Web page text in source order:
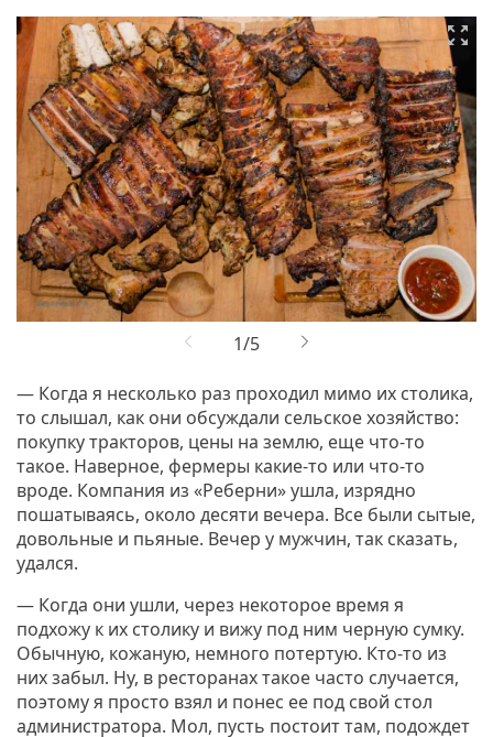

— Когда я несколько раз проходил мимо их столика,
то слышал, как они обсуждали сельское хозяйство:
покупку тракторов, цены на землю, еще что-то
такое. Наверное, фермеры какие-то или что-то
вроде. Компания из «Реберни» ушла, изрядно
пошатываясь, около десяти вечера. Все были сытые,
довольные и пьяные. Вечер у мужчин, так сказать,
удался.
— Когда они ушли, через некоторое время я
подхожу к их столику и вижу под ним черную сумку.
Обычную, кожаную, немного потертую. Кто-то из
них забыл. Ну, в ресторанах такое часто случается,
поэтому я просто взял и понес ее под свой стол
администратора. Мол, пусть постоит там, подождет